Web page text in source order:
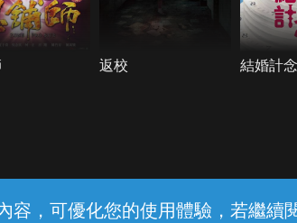
容，可優化您的使用體驗，若繼
返校 結婚計
線上客服 服務條款